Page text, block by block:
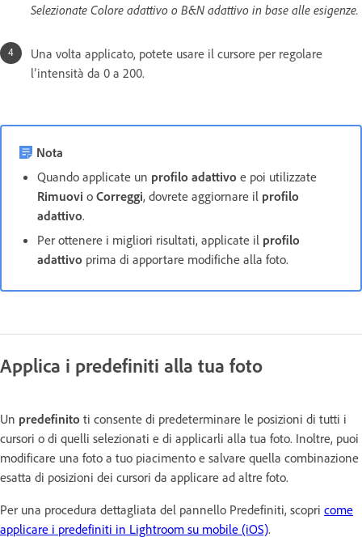
Selezionate Colore adattivo o B&N adattivo in base alle esigenze.
Una volta applicato, potete usare il cursore per regolare
l’intensità da 0 a 200.
Nota
Quando applicate un profilo adattivo e poi utilizzate
Rimuovi o Correggi, dovrete aggiornare il profilo
adattivo.
Per ottenere i migliori risultati, applicate il profilo
adattivo prima di apportare modifiche alla foto.
Applica i predefiniti alla tua foto
Un predefinito ti consente di predeterminare le posizioni di tutti i
cursori o di quelli selezionati e di applicarli alla tua foto. Inoltre, puoi
modificare una foto a tuo piacimento e salvare quella combinazione
esatta di posizioni dei cursori da applicare ad altre foto.
Per una procedura dettagliata del pannello Predefiniti, scopri come
applicare i predefiniti in Lightroom su mobile (iOS).